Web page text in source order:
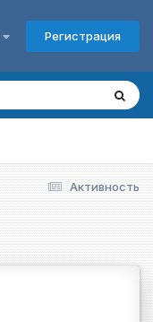
Регистрация
Активность